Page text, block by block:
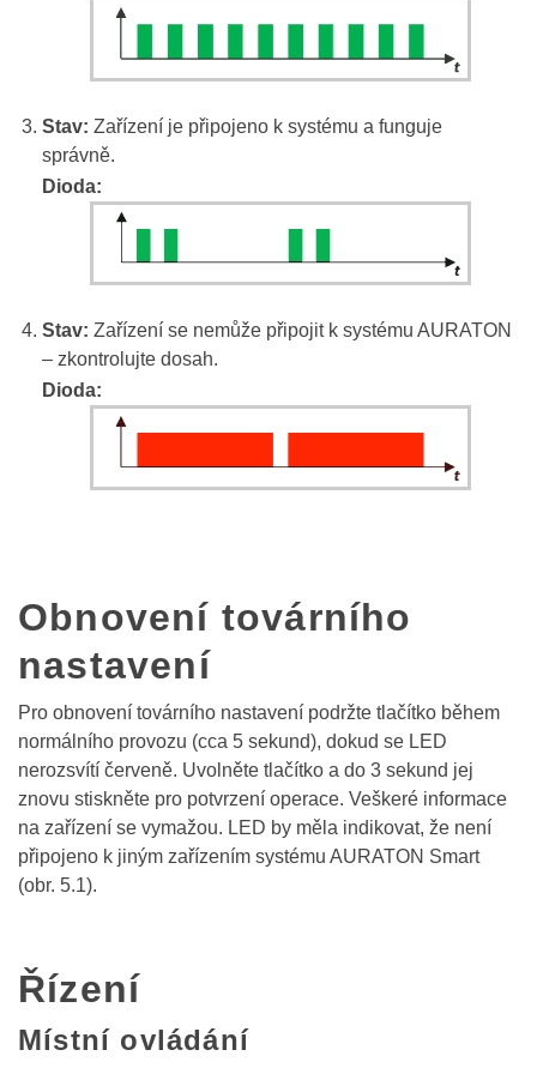
Stav: Zařízení je připojeno k systému a funguje
správně.
Dioda:
Stav: Zařízení se nemůže připojit k systému AURATON
– zkontrolujte dosah.
Dioda:
Obnovení továrního
nastavení
Pro obnovení továrního nastavení podržte tlačítko během
normálního provozu (cca 5 sekund), dokud se LED
nerozsvítí červeně. Uvolněte tlačítko a do 3 sekund jej
znovu stiskněte pro potvrzení operace. Veškeré informace
na zařízení se vymažou. LED by měla indikovat, že není
připojeno k jiným zařízením systému AURATON Smart
(obr. 5.1).
Řízení
Místní ovládání